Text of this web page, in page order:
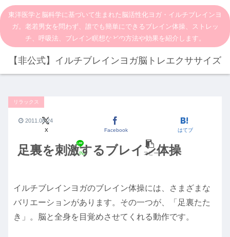
東洋医学と脳科学に基づいて生まれた脳活性化ヨガ・イルチブレインヨ
ガ。老若男女を問わず、誰でも簡単にできるブレイン体操、ストレッ
チ、呼吸法、ブレイン瞑想などの方法や効果を紹介します。
【非公式】イルチブレインヨガ脳トレエクササイズ
足裏を刺激するブレイン体操
リラックス
X Facebook はてブ
LINE コピー
2011.08.24
イルチブレインヨガのブレイン体操には、さまざまな
バリエーションがあります。その一つが、「足裏たた
き」。脳と全身を目覚めさせてくれる動作です。